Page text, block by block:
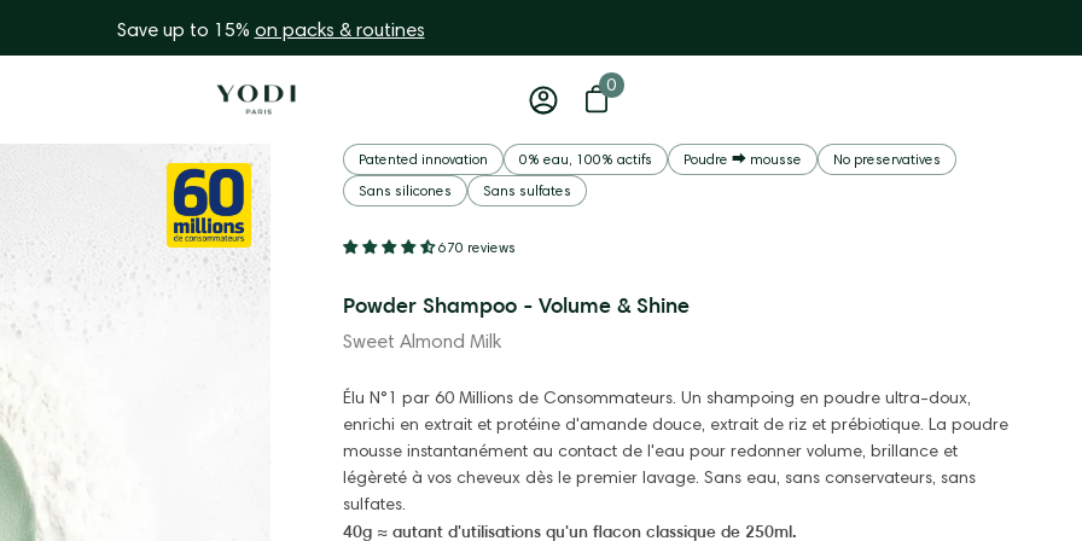
Save up to 15% on packs & routines
My
account
Open basket
0
0 items
Patented innovation 0% eau, 100% actifs Poudre ⮕ mousse
No preservatives
Sans silicones
Sans sulfates
670 reviews
Powder Shampoo - Volume & Shine
Sweet Almond Milk
Élu N°1 par 60 Millions de Consommateurs. Un shampoing en poudre ultra-doux,
enrichi en extrait et protéine d'amande douce, extrait de riz et prébiotique. La poudre
mousse instantanément au contact de l'eau pour redonner volume, brillance et
légèreté à vos cheveux dès le premier lavage. Sans eau, sans conservateurs, sans
sulfates.
40g ≈ autant d'utilisations qu'un flacon classique de 250ml.